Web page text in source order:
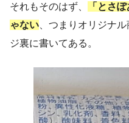
それもそのはず、
「とさ
ゃない 、つまりオリジナ
ジ裏に書いてある。